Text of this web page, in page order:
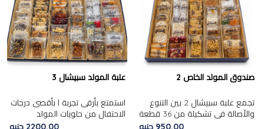
صندوق المولد الخاص 2
تجمع علبة سبيشال 2 بين التنوع
والأصالة في تشكيلة من 36 قطعة
تضم أشهر حلويات المولد الشرقية.
950.00 جنيه
علبة المولد سبيشال 3
استمتع بأرقى تجربة ا بأقصى درجات
الاحتفال من حلويات المولد
المصريه الأصيلة مع هذه الفخامة
2200.00 جنيه